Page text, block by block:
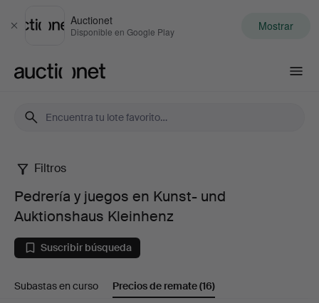
Cerrar
Auctionet
Disponible en Google Play Mostrar
Pedrería
juegos
en
Filtros
Pedrería y juegos en Kunst- und
Auktionshaus Kleinhenz
Suscribir búsqueda
Subastas en curso Precios de remate(16)